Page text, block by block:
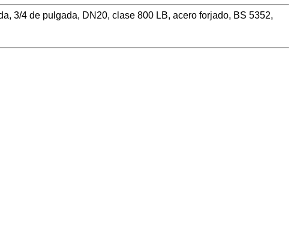
3/4 de pulgada, DN20, clase 800 LB, acero forjado, BS 5352,